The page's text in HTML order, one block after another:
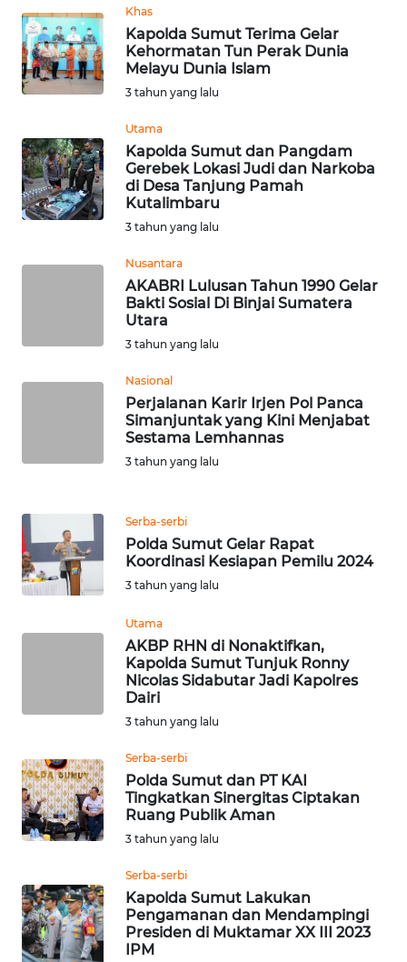
Khas
Kapolda Sumut Terima Gelar
Kehormatan Tun Perak Dunia
Melayu Dunia Islam
3 tahun yang lalu
Utama
Kapolda Sumut dan Pangdam
Gerebek Lokasi Judi dan Narkoba
di Desa Tanjung Pamah
Kutalimbaru
3 tahun yang lalu
Nusantara
AKABRI Lulusan Tahun 1990 Gelar
Bakti Sosial Di Binjai Sumatera
Utara
3 tahun yang lalu
Nasional
Perjalanan Karir Irjen Pol Panca
Simanjuntak yang Kini Menjabat
Sestama Lemhannas
3 tahun yang lalu
Serba-serbi
Polda Sumut Gelar Rapat
Koordinasi Kesiapan Pemilu 2024
3 tahun yang lalu
Utama
AKBP RHN di Nonaktifkan,
Kapolda Sumut Tunjuk Ronny
Nicolas Sidabutar Jadi Kapolres
Dairi
3 tahun yang lalu
Serba-serbi
Polda Sumut dan PT KAI
Tingkatkan Sinergitas Ciptakan
Ruang Publik Aman
3 tahun yang lalu
Serba-serbi
Kapolda Sumut Lakukan
Pengamanan dan Mendampingi
Presiden di Muktamar XX III 2023
IPM
WN
BEKASI
WN
DEPOK
SAMOSIR
WN
CIANJUR
KEPULAUAN
WN
BINJAI
WN
WN
INDRAMAYU